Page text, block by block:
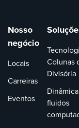
Nosso
negócio
Locais
Carreiras
Eventos
Colunas
Divisória
fluidos